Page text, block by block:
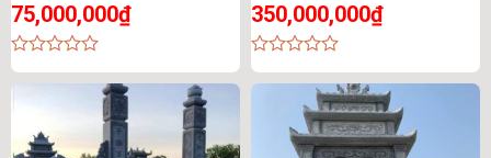
75,000,000₫
0
350,000,000₫
0
out